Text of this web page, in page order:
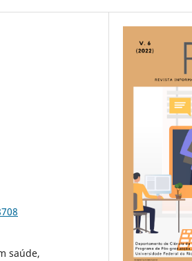
saúde,